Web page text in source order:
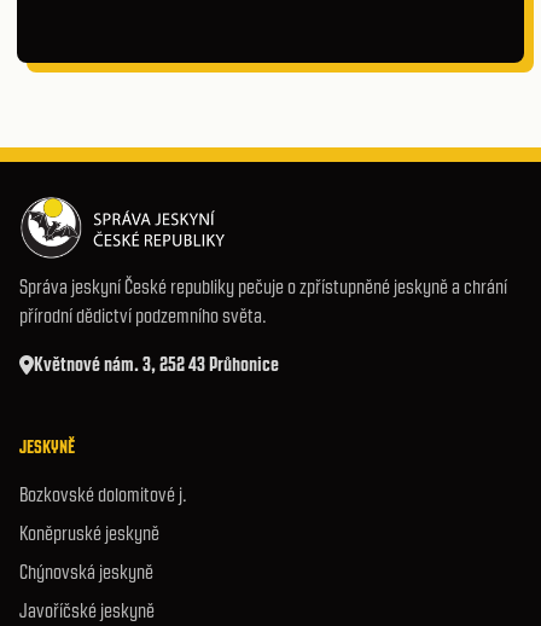
Správa jeskyní České republiky pečuje o zpřístupněné jeskyně a chrání
přírodní dědictví podzemního světa.
Květnové nám. 3, 252 43 Průhonice
JESKYNĚ
Bozkovské dolomitové j.
Koněpruské jeskyně
Chýnovská jeskyně
Javoříčské jeskyně